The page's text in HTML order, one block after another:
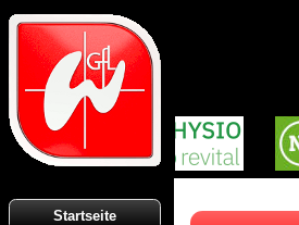
Startseite